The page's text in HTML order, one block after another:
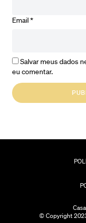
Email*
Salvar meus dados
eu comentar.
© Copyright